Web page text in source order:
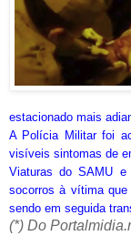
estacionado mais
A Polícia Militar foi
visíveis sintomas de
Viaturas do SAMU e
socorros à vítima que
sendo em seguida
(*) Do